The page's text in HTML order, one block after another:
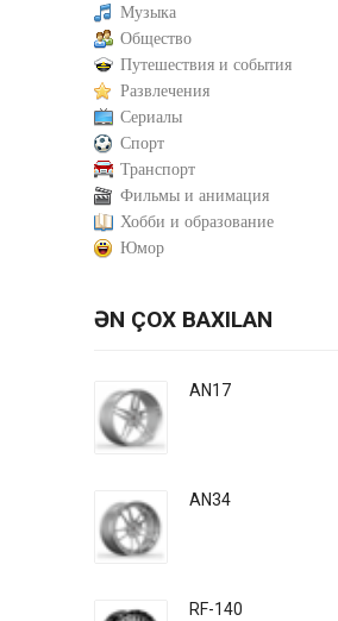
Музыка
Общество
Путешествия и события
Развлечения
Сериалы
Спорт
Транспорт
Фильмы и анимация
Хобби и образование
Юмор
ƏN ÇOX BAXILAN
AN17
AN34
RF-140